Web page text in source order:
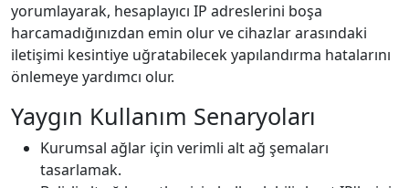
yorumlayarak, hesaplayıcı IP adreslerini boşa
harcamadığınızdan emin olur ve cihazlar arasındaki
iletişimi kesintiye uğratabilecek yapılandırma hatalarını
önlemeye yardımcı olur.
Yaygın Kullanım Senaryoları
Kurumsal ağlar için verimli alt ağ şemaları
tasarlamak.